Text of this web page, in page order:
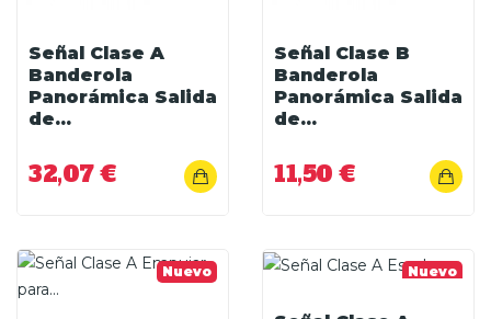
Señal Clase A
Banderola
Panorámica Salida
de...
32,07 €
Señal Clase B
Banderola
Panorámica Salida
de...
11,50 €
Nuevo Nuevo